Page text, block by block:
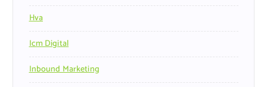
Hva
Icm Digital
Inbound Marketing